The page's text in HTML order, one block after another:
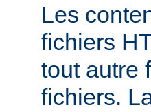
Les
fichiers
tout autre
fichiers.